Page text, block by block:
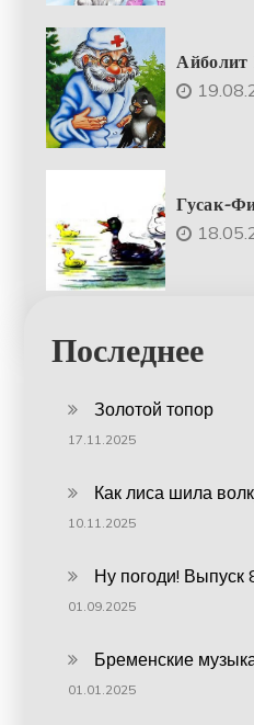
Айболит
Гусак-
Последнее
Золотой топор
17.11.2025
Как лиса шила
10.11.2025
Ну погоди! Выпуск
01.09.2025
Бременские
01.01.2025